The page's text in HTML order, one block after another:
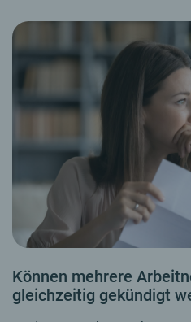
Können mehrere
gleichzeitig gekündigt